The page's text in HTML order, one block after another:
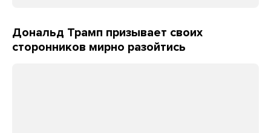
Дональд Трамп призывает своих
сторонников мирно разойтись